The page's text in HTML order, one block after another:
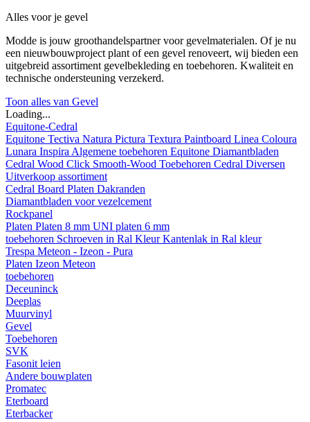
Alles voor je gevel
Modde is jouw groothandelspartner voor gevelmaterialen. Of je nu
een nieuwbouwproject plant of een gevel renoveert, wij bieden een
uitgebreid assortiment gevelbekleding en toebehoren. Kwaliteit en
technische ondersteuning verzekerd.
Toon alles van Gevel
Loading...
Equitone-Cedral
Equitone Tectiva Natura Pictura Textura Paintboard Linea Coloura
Lunara Inspira Algemene toebehoren Equitone Diamantbladen
Cedral Wood Click Smooth-Wood Toebehoren Cedral Diversen
Uitverkoop assortiment
Cedral Board Platen Dakranden
Diamantbladen voor vezelcement
Rockpanel
Platen Platen 8 mm UNI platen 6 mm
toebehoren Schroeven in Ral KleurKantenlak in Ral kleur
Trespa Meteon - Izeon - Pura
Platen Izeon Meteon
toebehoren
Deceuninck
Deeplas
Muurvinyl
Gevel
Toebehoren
SVK
Fasonit leien
Andere bouwplaten
Promatec
Eterboard
Eterbacker